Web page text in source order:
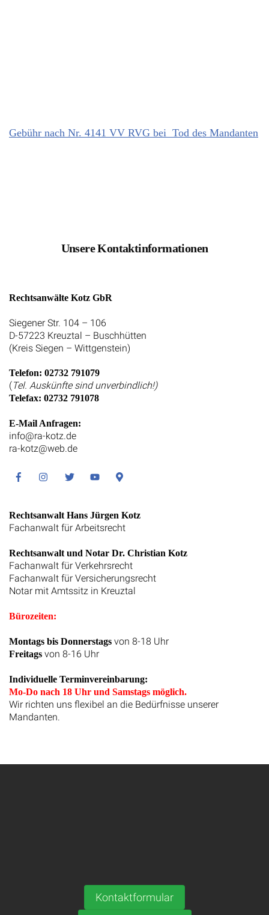
Gebühr nach Nr. 4141 VV RVG bei Tod des Mandanten
Unsere Kontaktinformationen
Rechtsanwälte Kotz GbR
Siegener Str. 104 – 106
D-57223 Kreuztal – Buschhütten
(Kreis Siegen – Wittgenstein)
Telefon: 02732 791079
(Tel. Auskünfte sind unverbindlich!)
Telefax: 02732 791078
E-Mail Anfragen:
info@ra-kotz.de
ra-kotz@web.de
FacebookInstagramTwitter YoutubeGoogle
Rechtsanwalt Hans Jürgen Kotz
Fachanwalt für Arbeitsrecht
Rechtsanwalt und Notar Dr. Christian Kotz
Fachanwalt für Verkehrsrecht
Fachanwalt für Versicherungsrecht
Notar mit Amtssitz in Kreuztal
Bürozeiten:
Montags bis Donnerstags von 8-18 Uhr
Freitags von 8-16 Uhr
Individuelle Terminvereinbarung:
Mo-Do nach 18 Uhr und Samstags möglich.
Wir richten uns flexibel an die Bedürfnisse unserer
Mandanten.
Kontaktformular